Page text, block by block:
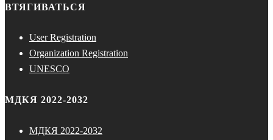
ВТЯГИВАТЬСЯ
User Registration
Organization Registration
UNESCO
МДКЯ 2022-2032
МДКЯ 2022-2032